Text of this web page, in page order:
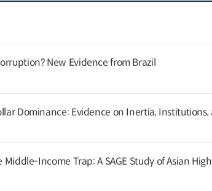
New Evidence from Brazil
Dominance: Evidence on Inertia, Institutions,
Middle-Income Trap: A SAGE Study of Asian